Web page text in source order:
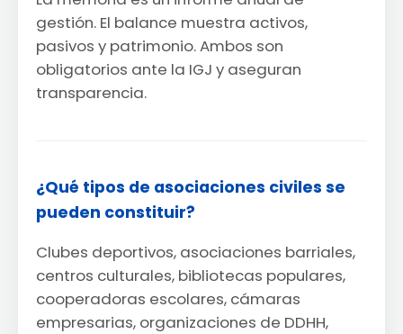
gestión. El balance muestra activos,
pasivos y patrimonio. Ambos son
obligatorios ante la IGJ y aseguran
transparencia.
¿Qué tipos de asociaciones civiles se
pueden constituir?
Clubes deportivos, asociaciones barriales,
centros culturales, bibliotecas populares,
cooperadoras escolares, cámaras
empresarias, organizaciones de DDHH,